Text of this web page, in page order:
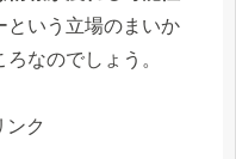
という立場のまいか
なのでしょう。
ンク